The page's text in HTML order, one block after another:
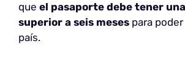
que el pasaporte debe tener
superior a seis meses para
país.